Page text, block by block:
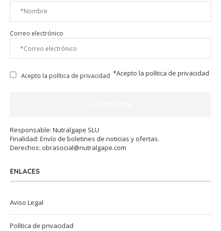
Correo electrónico
Acepto la política de privacidad *Acepto la política de privacidad
Responsable: Nutralgape SLU
Finalidad: Envío de boletines de noticias y ofertas.
Derechos: obrasocial@nutralgape.com
ENLACES
Aviso Legal
Política de privacidad